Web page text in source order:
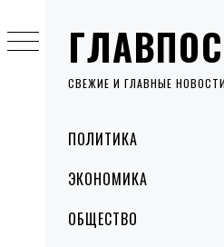
СВЕЖИЕ И ГЛАВНЫЕ НОВОСТИ
MenuПОЛИТИКА
ЭКОНОМИКА
ОБЩЕСТВО
to
content